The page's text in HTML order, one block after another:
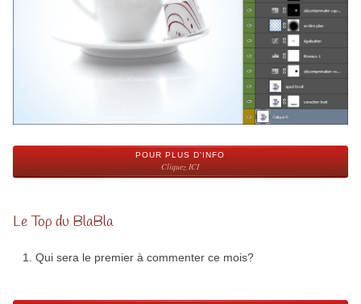
POUR PLUS D'INFO
Cliquez ICI
Le Top du BlaBla
Qui sera le premier à commenter ce mois?